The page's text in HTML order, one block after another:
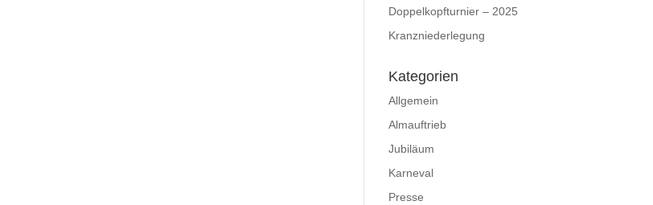
Doppelkopfturnier – 2025
Kranzniederlegung
Kategorien
Allgemein
Almauftrieb
Jubiläum
Karneval
Presse